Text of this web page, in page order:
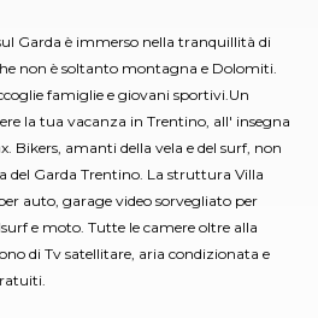
Garda è immerso nella tranquillità di
non è soltanto montagna e Dolomiti.
famiglie e giovani sportivi.Un
la tua vacanza in Trentino, all' insegna
Bikers, amanti della vela e del surf, non
del Garda Trentino. La struttura Villa
auto, garage video sorvegliato per
e moto. Tutte le camere oltre alla
di Tv satellitare, aria condizionata e